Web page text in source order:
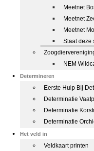
Meetnet
Meetnet
Meetnet
Staat deze
NEM
Determineren
Eerste Hulp Bij
Determinatie
Determinatie
Determinatie
Het veld in
Veldkaart printen